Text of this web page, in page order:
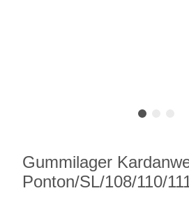
Gummilager
Ponton/SL/108/110/